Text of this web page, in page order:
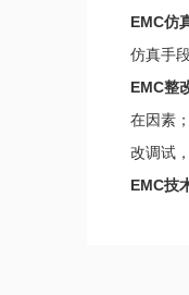
EMC仿
仿真手
EMC整
在因素
改调试
EMC技